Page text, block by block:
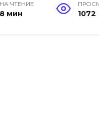
НА ЧТЕНИЕ
8 мин 1072